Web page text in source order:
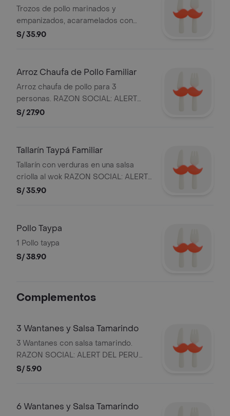
Trozos de pollo marinados y
empanizados, acaramelados con
salsa dulce de la casa. RAZON
S/ 35.90
Arroz Chaufa de Pollo Familiar
Arroz chaufa de pollo para 3
personas. RAZON SOCIAL: ALERT
DEL PERU S.A. Y RUC: 20101869947.
S/ 27.90
Tallarín Taypá Familiar
Tallarín con verduras en una salsa
criolla al wok RAZON SOCIAL: ALERT
DEL PERU S.A. Y RUC: 20101869947
S/ 35.90
Pollo Taypa
1 Pollo taypa
S/ 38.90
Complementos
3 Wantanes y Salsa Tamarindo
3 Wantanes con salsa tamarindo.
RAZON SOCIAL: ALERT DEL PERU
S.A. Y RUC: 20101869947.
S/ 5.90
6 Wantanes y Salsa Tamarindo